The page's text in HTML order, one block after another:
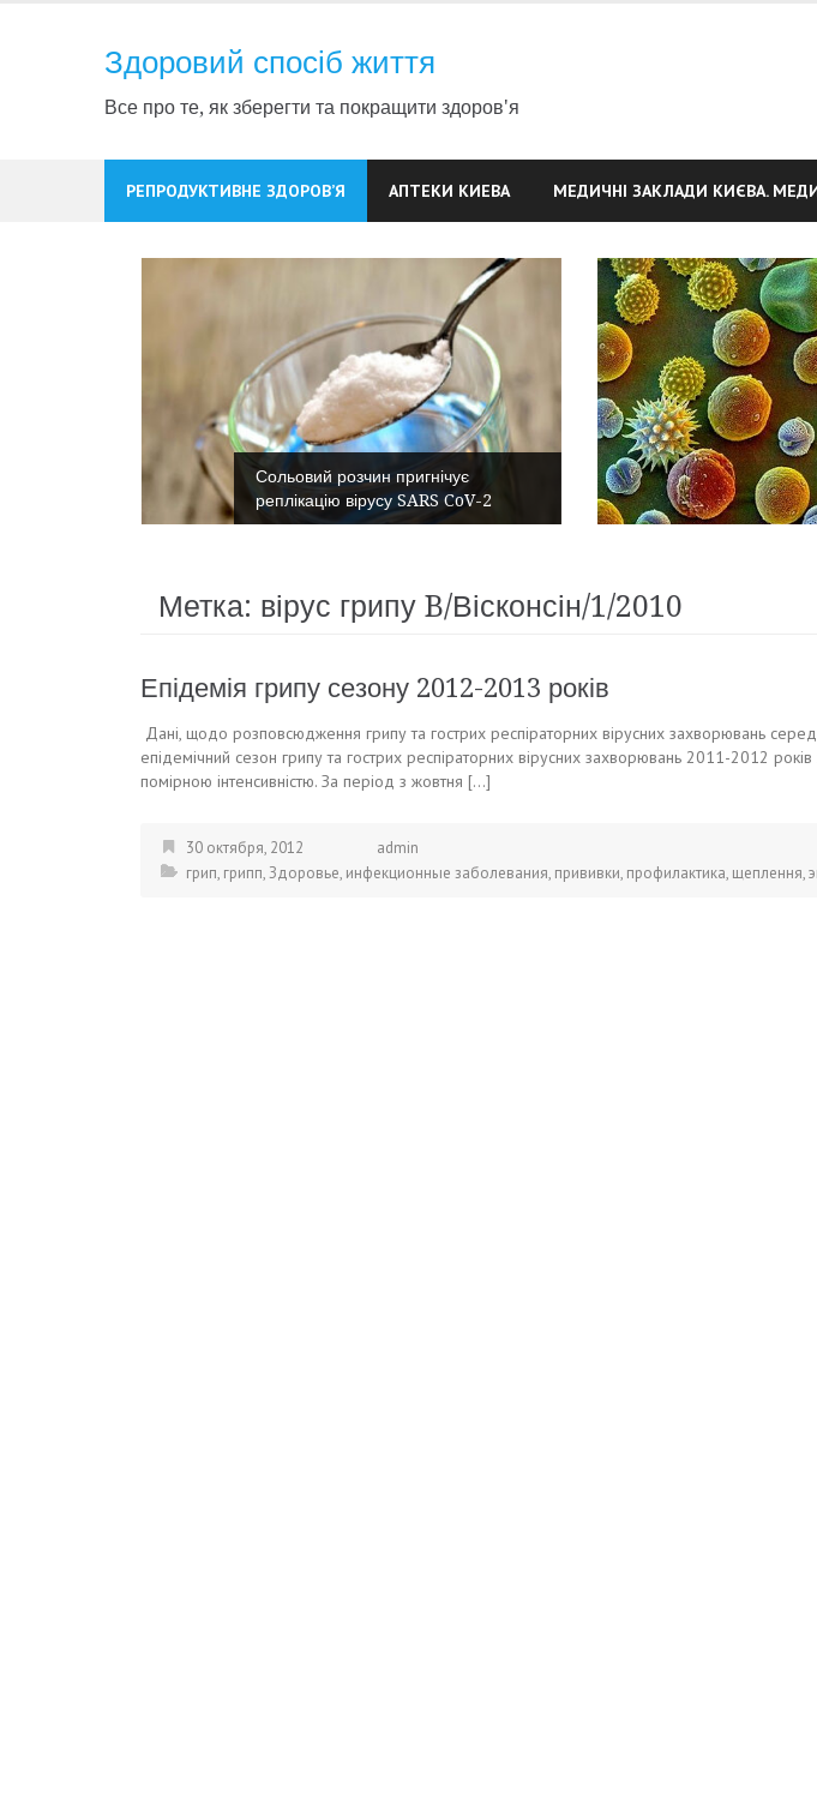
Здоровий спосіб життя
Все про те, як зберегти та покращити здоров'я
РЕПРОДУКТИВНЕ ЗДОРОВ’Я АПТЕКИ КИЕВА МЕДИЧНІ ЗАКЛАДИ КИЄВА.
Сольовий розчин пригнічує
реплікацію вірусу SARS CoV-2
Метка: вірус грипу B/Вісконсін/1/2010
Епідемія грипу сезону 2012-2013 років
Дані, щодо розповсюдження грипу та гострих респіраторних вірусних захворювань
епідемічний сезон грипу та гострих респіраторних вірусних захворювань 2011-2012 років
помірною інтенсивністю. За період з жовтня […]
30 октября, 2012
admin
грип, грипп,Здоровье, инфекционные заболевания, прививки, профилактика, щеплення,